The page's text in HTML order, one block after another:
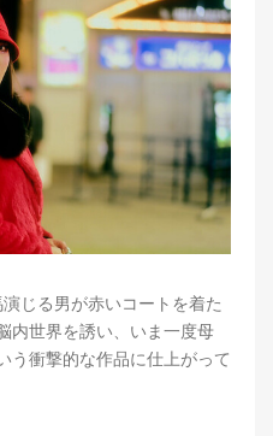
じる男が赤いコートを着た
内世界を誘い、いま一度母
う衝撃的な作品に仕上がって